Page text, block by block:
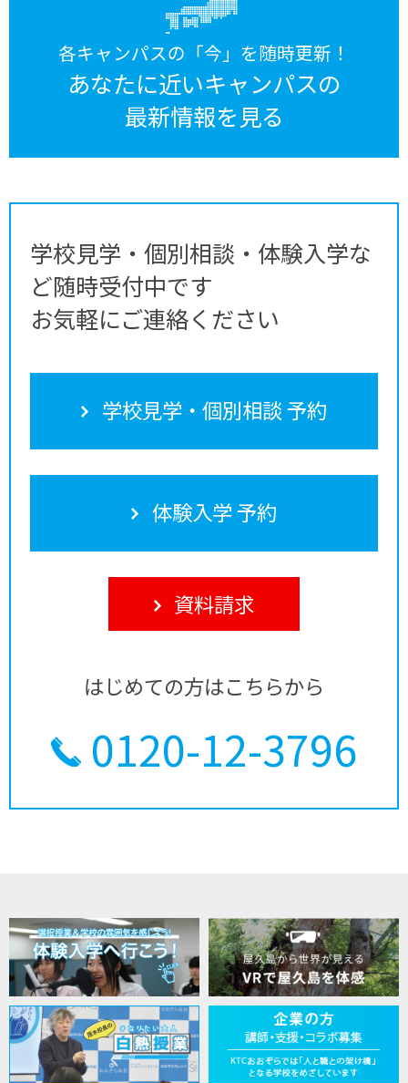
各キャンパスの「今」を随時更新！
あなたに近いキャンパスの
最新情報を見る
学校見学・個別相談・体験入学な
ど随時受付中です
お気軽にご連絡ください
学校見学・個別相談 予約
体験入学 予約
資料請求
はじめての方はこちらから
0120-12-3796